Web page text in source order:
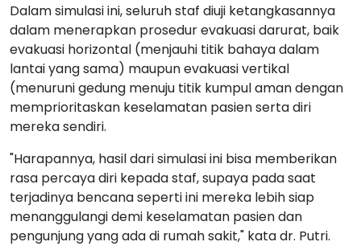
Dalam simulasi ini, seluruh staf diuji ketangkasannya
dalam menerapkan prosedur evakuasi darurat, baik
evakuasi horizontal (menjauhi titik bahaya dalam
lantai yang sama) maupun evakuasi vertikal
(menuruni gedung menuju titik kumpul aman dengan
memprioritaskan keselamatan pasien serta diri
mereka sendiri.
"Harapannya, hasil dari simulasi ini bisa memberikan
rasa percaya diri kepada staf, supaya pada saat
terjadinya bencana seperti ini mereka lebih siap
menanggulangi demi keselamatan pasien dan
pengunjung yang ada di rumah sakit," kata dr. Putri.